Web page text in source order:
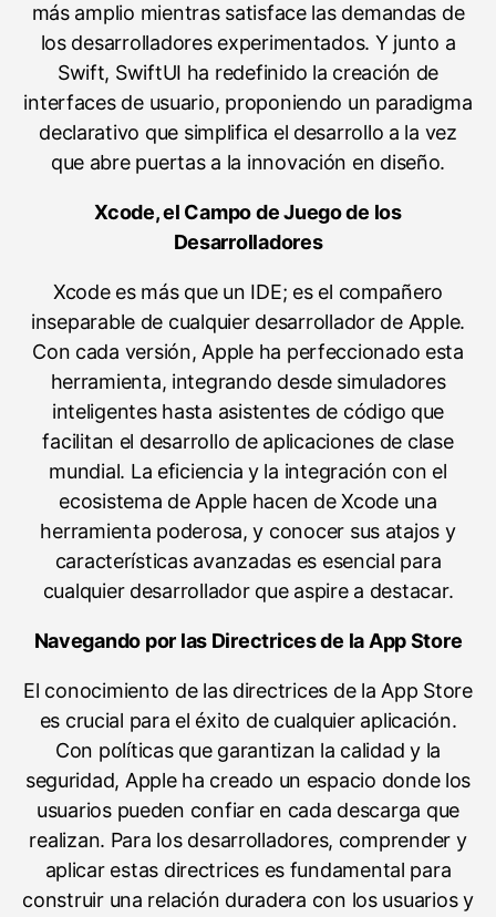
más amplio mientras satisface las demandas de
los desarrolladores experimentados. Y junto a
Swift, SwiftUI ha redefinido la creación de
interfaces de usuario, proponiendo un paradigma
declarativo que simplifica el desarrollo a la vez
que abre puertas a la innovación en diseño.
Xcode, el Campo de Juego de los
Desarrolladores
Xcode es más que un IDE; es el compañero
inseparable de cualquier desarrollador de Apple.
Con cada versión, Apple ha perfeccionado esta
herramienta, integrando desde simuladores
inteligentes hasta asistentes de código que
facilitan el desarrollo de aplicaciones de clase
mundial. La eficiencia y la integración con el
ecosistema de Apple hacen de Xcode una
herramienta poderosa, y conocer sus atajos y
características avanzadas es esencial para
cualquier desarrollador que aspire a destacar.
Navegando por las Directrices de la App Store
El conocimiento de las directrices de la App Store
es crucial para el éxito de cualquier aplicación.
Con políticas que garantizan la calidad y la
seguridad, Apple ha creado un espacio donde los
usuarios pueden confiar en cada descarga que
realizan. Para los desarrolladores, comprender y
aplicar estas directrices es fundamental para
construir una relación duradera con los usuarios y